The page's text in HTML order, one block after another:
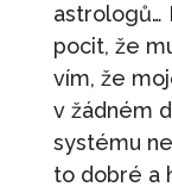
astrologů…
pocit, že
vím, že
v žádném
systému
to dobré a